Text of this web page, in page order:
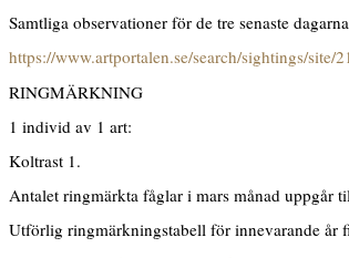
Samtliga observationer för de tre senaste
https://www.artportalen.se/search/sightings/site/
RINGMÄRKNING
1 individ av 1 art:
Koltrast 1.
Antalet ringmärkta fåglar i mars månad uppgår
Utförlig ringmärkningstabell för innevarande år